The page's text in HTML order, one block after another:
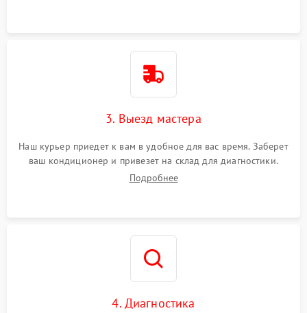
3. Выезд мастера
Наш курьер приедет к вам в удобное для вас время. Заберет
ваш кондиционер и привезет на склад для диагностики.
Подробнее
4. Диагностика